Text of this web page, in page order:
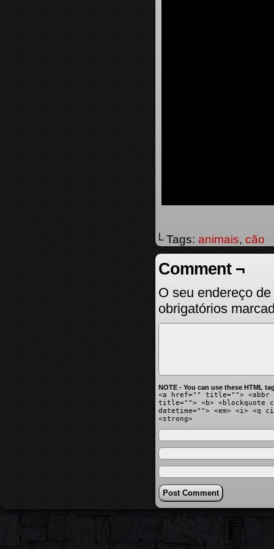
└ Tags: animais, cão
Comment ¬
O seu endereço
obrigatórios
NOTE - You can use these HTML
<a href="" title=""> <abbr
title=""> <b> <blockquote
datetime=""> <em> <i> <q
<strong>